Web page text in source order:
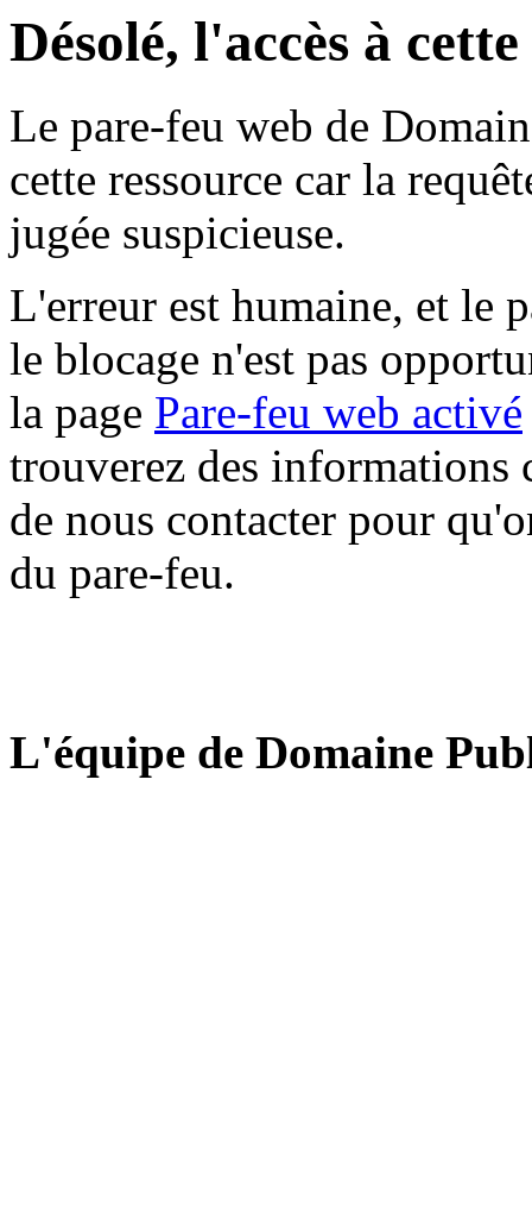
Désolé, l'accès à
Le pare-feu web de
cette ressource car la
jugée suspicieuse.
L'erreur est humaine, et le
le blocage n'est pas
la page Pare-feu web activé
trouverez des informations
de nous contacter pour
du pare-feu.
L'équipe de Domaine